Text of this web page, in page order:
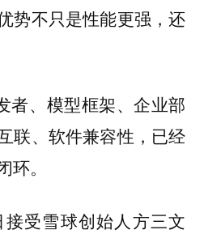
势不只是性能更强，还
者、模型框架、企业部
联、软件兼容性，已经
。
接受雪球创始人方三文